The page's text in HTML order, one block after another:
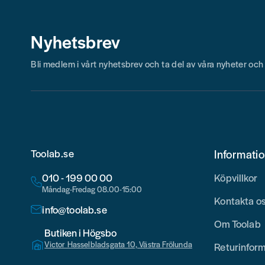
Nyhetsbrev
Bli medlem i vårt nyhetsbrev och ta del av våra nyheter
Toolab.se
010 - 199 00 00
Måndag-Fredag 08.00-15:00
info@toolab.se
Butiken i Högsbo
Victor Hasselbladsgata 10, Västra Frölunda
Köpvillkor
Kontakta
Om Toolab